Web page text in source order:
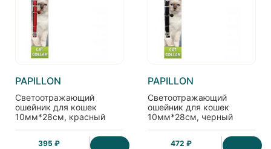
PAPILLON
Светоотражающий
ошейник для кошек
10мм*28см, красный
395 ₽
PAPILLON
Светоотражающий
ошейник для кошек
10мм*28см, черный
472 ₽